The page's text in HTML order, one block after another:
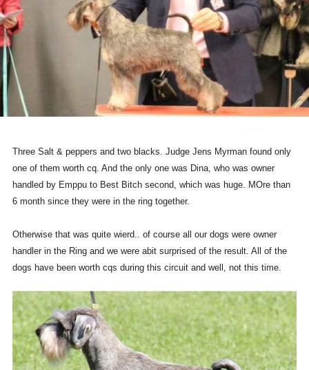
Three Salt & peppers and two blacks. Judge Jens Myrman found only
one of them worth cq. And the only one was Dina, who was owner
handled by Emppu to Best Bitch second, which was huge. MOre than
6 month since they were in the ring together.
Otherwise that was quite wierd.. of course all our dogs were owner
handler in the Ring and we were abit surprised of the result. All of the
dogs have been worth cqs during this circuit and well, not this time.